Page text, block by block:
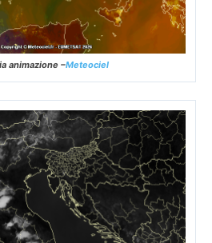
animazione –Meteociel